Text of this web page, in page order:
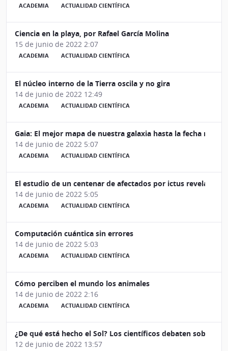
ACADEMIA ACTUALIDAD CIENTÍFICA
Ciencia en la playa, por Rafael García Molina
15 de junio de 2022 2:07
ACADEMIA ACTUALIDAD CIENTÍFICA
El núcleo interno de la Tierra oscila y no gira
14 de junio de 2022 12:49
ACADEMIA ACTUALIDAD CIENTÍFICA
Gaia: El mejor mapa de nuestra galaxia hasta la fecha
14 de junio de 2022 5:07
ACADEMIA ACTUALIDAD CIENTÍFICA
El estudio de un centenar de afectados por ictus revela
14 de junio de 2022 5:05
ACADEMIA ACTUALIDAD CIENTÍFICA
Computación cuántica sin errores
14 de junio de 2022 5:03
ACADEMIA ACTUALIDAD CIENTÍFICA
Cómo perciben el mundo los animales
14 de junio de 2022 2:16
ACADEMIA ACTUALIDAD CIENTÍFICA
¿De qué está hecho el Sol? Los científicos debaten sobre
12 de junio de 2022 13:57